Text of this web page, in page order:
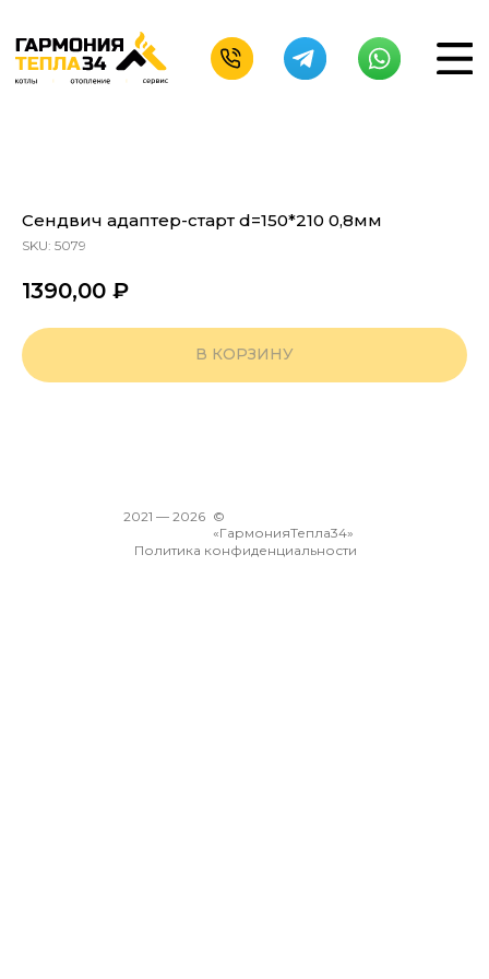
Сендвич адаптер-старт d=150*210 0,8мм
SKU: 5079
1390,00 ₽
В КОРЗИНУ
Политика конфиденциальности
©
«ГармонияТепла34»
2026
2021 —